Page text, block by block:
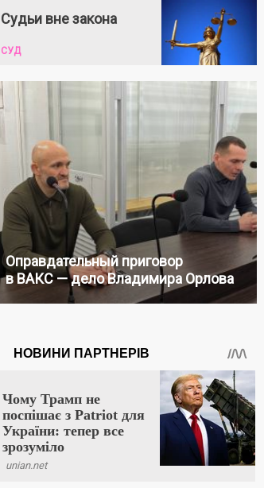
Судьи вне закона
СУД
Оправдательный приговор
в ВАКС — дело Владимира Орлова